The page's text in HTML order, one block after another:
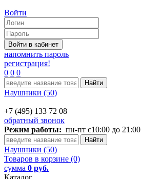
Войти
напомнить пароль
регистрация!
0 0 0
Наушники (50)
+7 (495) 133 72 08
обратный звонок
Режим работы: пн-пт с10:00 до 21:00
Наушники (50)
Товаров в корзине (0)
сумма 0 руб.
Каталог